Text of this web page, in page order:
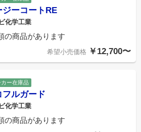
ジーコートRE
化学工業
の商品があります
希望小売価格 ￥12,700〜
カー在庫品
フルガード
化学工業
の商品があります